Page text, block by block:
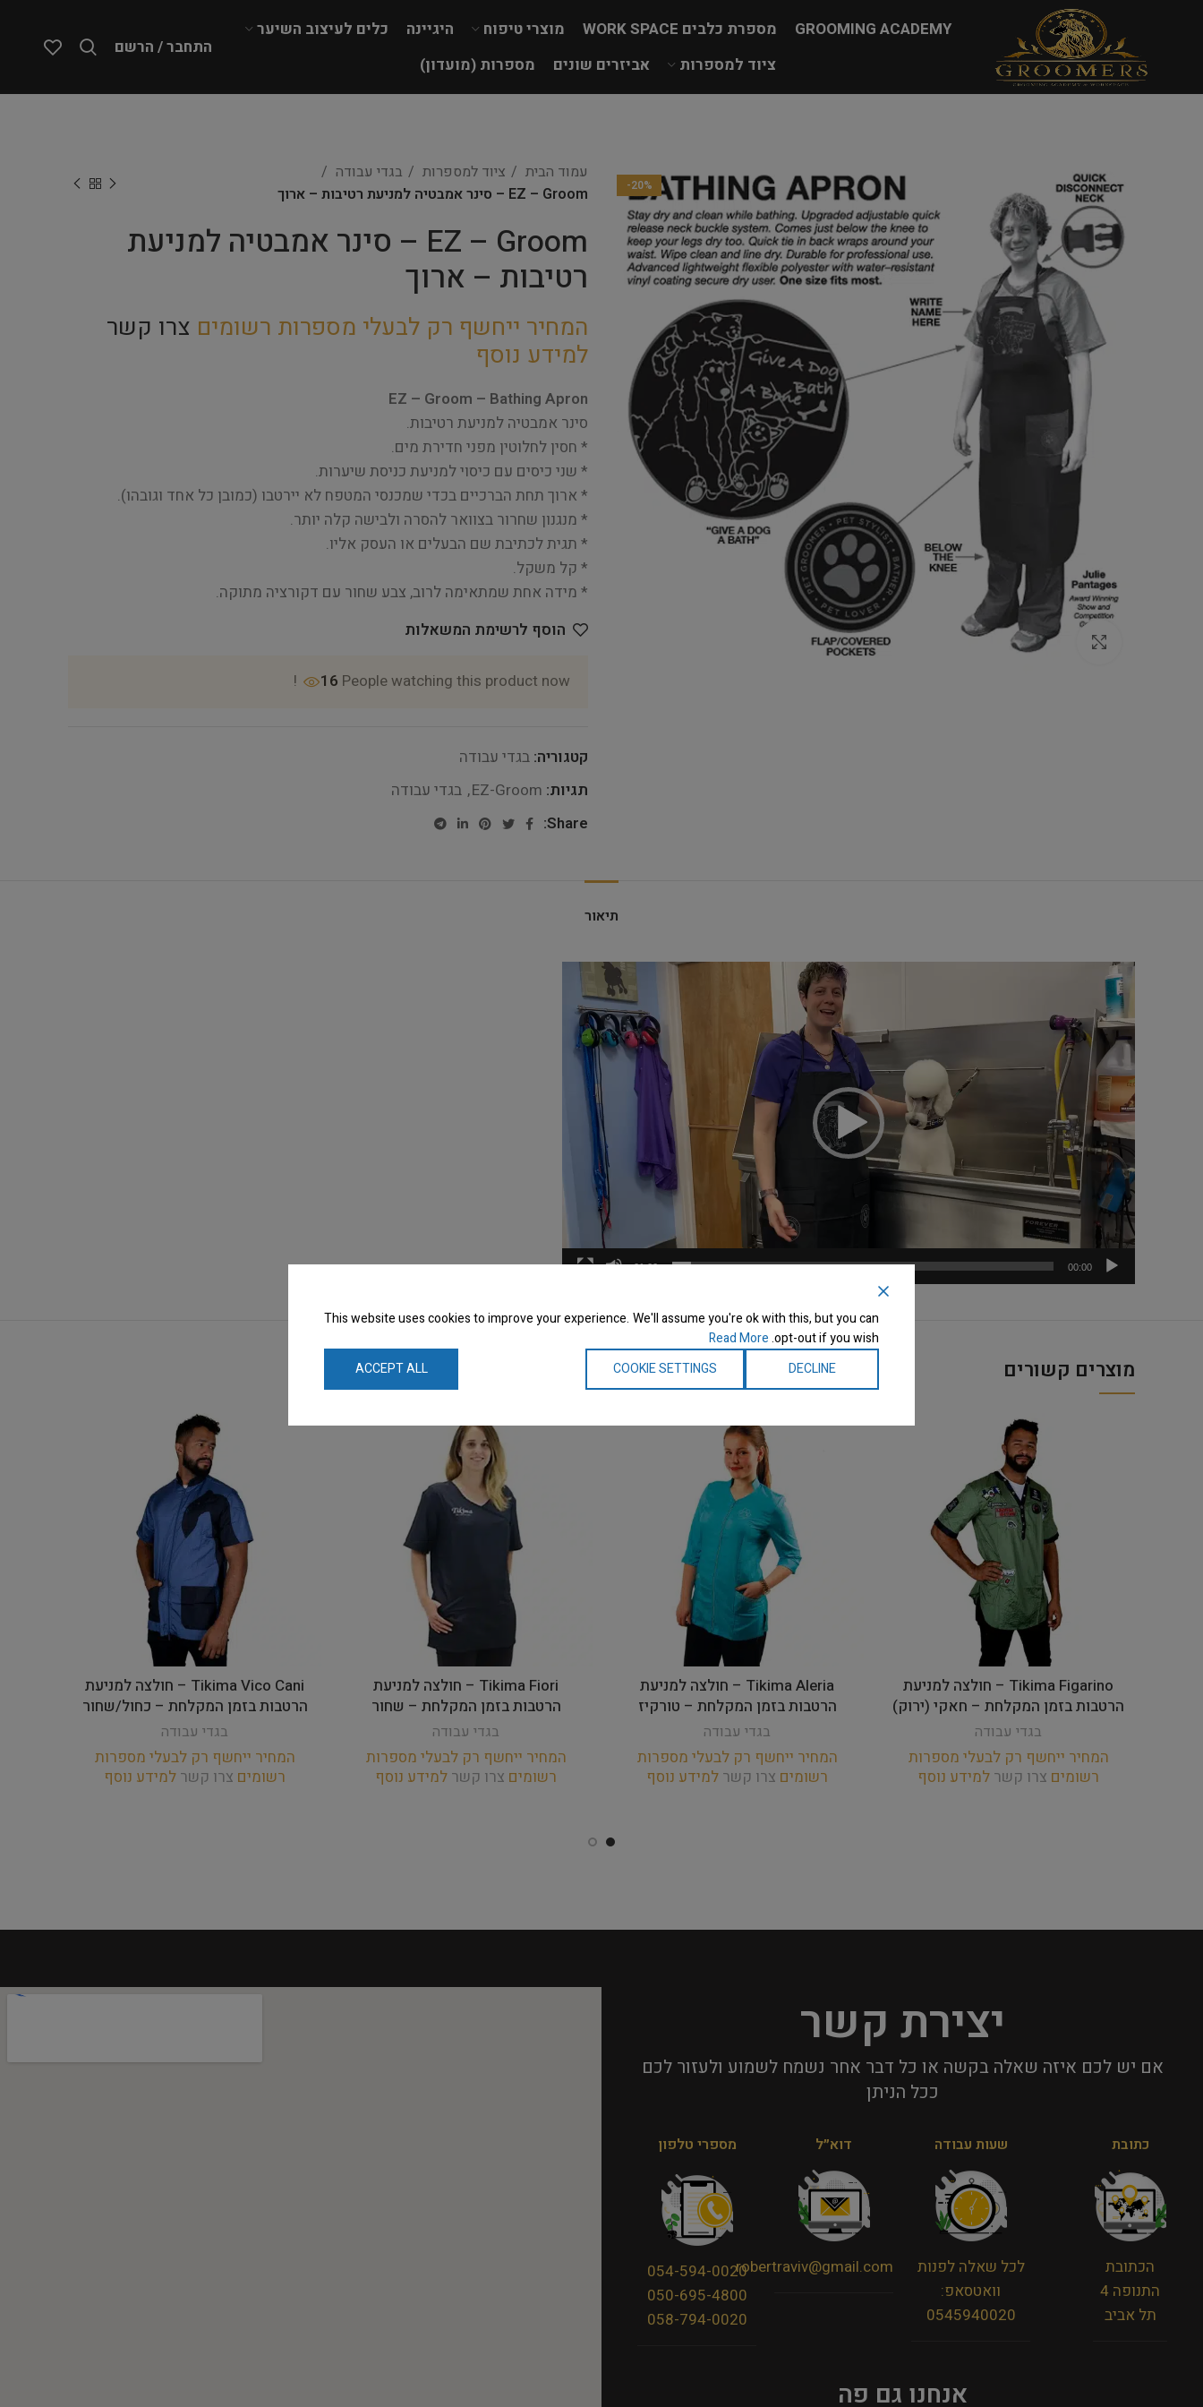
GROOMING ACADEMY מספרת כלבים WORK SPACE מוצרי טיפוח היגיינה
כלים לעיצוב השיער
ציוד למספרות
אביזרים שונים מספרות (מועדון)
התחבר / הרשם
-20%
Click to enlarge
עמוד הבית ציוד למספרות
בגדי עבודה
EZ – Groom – סינר אמבטיה למניעת רטיבות – ארוך
EZ – Groom – סינר אמבטיה למניעת
רטיבות – ארוך
המחיר ייחשף רק לבעלי מספרות רשומים צרו קשר
למידע נוסף
EZ – Groom – Bathing Apron
סינר אמבטיה למניעת רטיבות.
* חסין לחלוטין מפני חדירת מים.
* שני כיסים עם כיסוי למניעת כניסת שיערות.
* ארוך תחת הברכיים בכדי שמכנסי המטפח לא יירטבו (כמובן כל אחד וגובהו).
* מנגנון שחרור בצוואר להסרה ולבישה קלה יותר.
* תגית לכתיבת שם הבעלים או העסק אליו.
* קל משקל.
* מידה אחת שמתאימה לרוב, צבע שחור עם דקורציה מתוקה.
הוסף לרשימת המשאלות
16 People watching this product now!
קטגוריה: בגדי עבודה
תגיות: EZ-Groom
, בגדי עבודה
Share:
תיאור
נגן
וידאו
00:00
01:00
מוצרים קשורים
Tikima Figarino – חולצה למניעת
הרטבות בזמן המקלחת – חאקי (ירוק)
בגדי עבודה
המחיר ייחשף רק לבעלי מספרות
רשומים צרו קשר למידע נוסף
Tikima Aleria – חולצה למניעת
הרטבות בזמן המקלחת – טורקיז
בגדי עבודה
המחיר ייחשף רק לבעלי מספרות
רשומים צרו קשר למידע נוסף
Tikima Fiori – חולצה למניעת
הרטבות בזמן המקלחת – שחור
בגדי עבודה
המחיר ייחשף רק לבעלי מספרות
רשומים צרו קשר למידע נוסף
Tikima Vico Cani – חולצה למניעת
הרטבות בזמן המקלחת – כחול/שחור
בגדי עבודה
המחיר ייחשף רק לבעלי מספרות
רשומים צרו קשר למידע נוסף
יצירת קשר
אם יש לכם איזה שאלה בקשה או כל דבר אחר נשמח לשמוע ולעזור לכם
ככל הניתן​
כתובת
הכתובת
התנופה 4
תל אביב
שעות עבודה
לכל שאלה לפנות
וואטסאפ:
0545940020
דוא״ל
robertraviv@gmail.com
מספרי טלפון
054-594-0020
050-695-4800
058-794-0020
אנחנו גם פה
This website uses cookies to improve your experience. We'll assume you're ok with this, but you can
opt-out if you wish.
Read More
DECLINE
COOKIE SETTINGS
ACCEPT ALL